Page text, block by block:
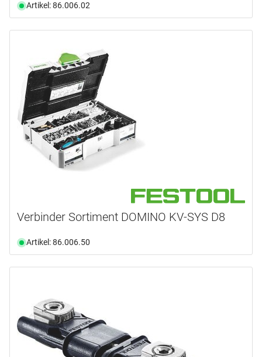
Artikel: 86.006.02
Verbinder Sortiment DOMINO KV-SYS D8
Artikel: 86.006.50